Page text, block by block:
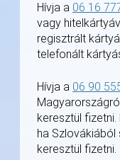
Hívja a 06 16
vagy
regisztrált
telefonált
Hívja a 06 90
keresztül fizetni.
ha Szlovákiából
keresztül fizetni.